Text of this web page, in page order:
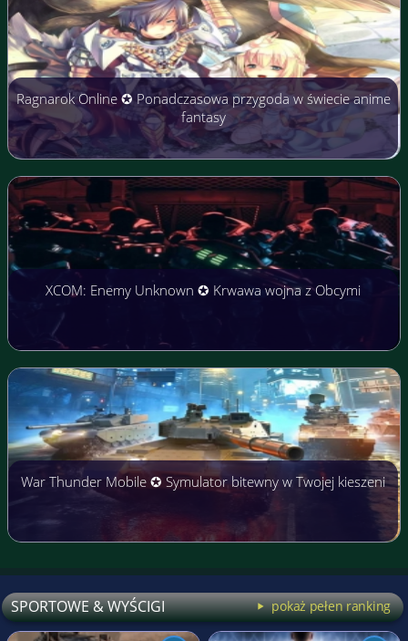
Ragnarok Online ✪ Ponadczasowa przygoda w świecie anime
fantasy
XCOM: Enemy Unknown ✪ Krwawa wojna z Obcymi
War Thunder Mobile ✪ Symulator bitewny w Twojej kieszeni
SPORTOWE & WYŚCIGI pokaż pełen ranking